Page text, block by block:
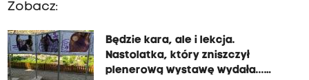
Zobacz:
Będzie kara, ale i lekcja.
Nastolatka, który zniszczył
plenerową wystawę wydała...